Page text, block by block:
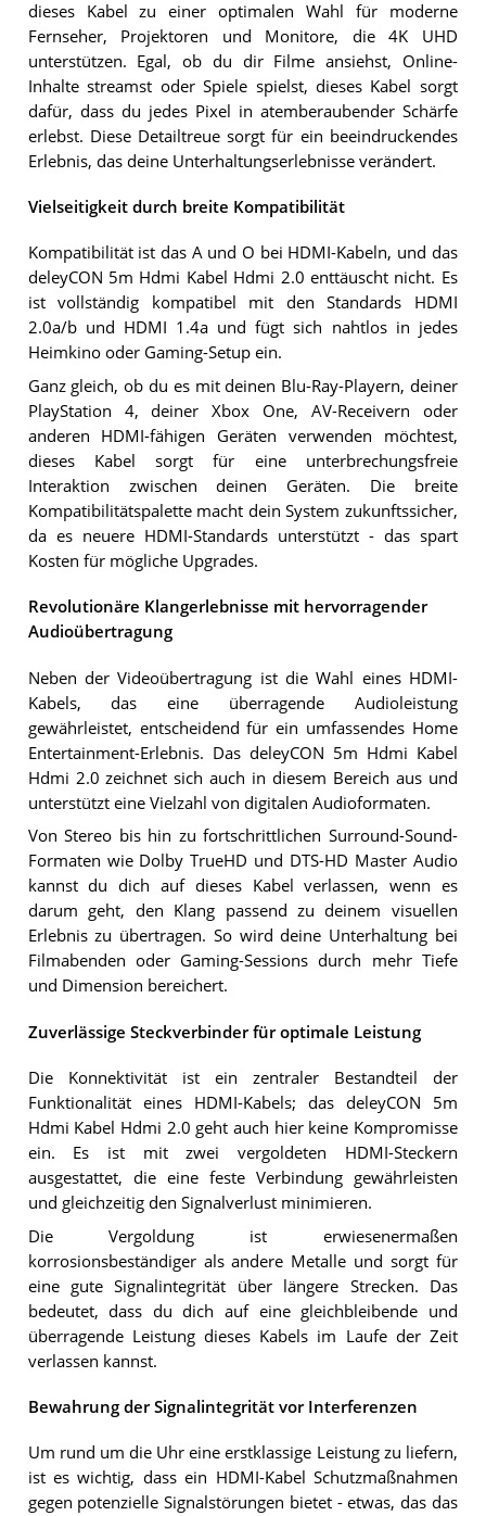
dieses Kabel zu einer optimalen Wahl für moderne
Fernseher, Projektoren und Monitore, die 4K UHD
unterstützen. Egal, ob du dir Filme ansiehst, Online-
Inhalte streamst oder Spiele spielst, dieses Kabel sorgt
dafür, dass du jedes Pixel in atemberaubender Schärfe
erlebst. Diese Detailtreue sorgt für ein beeindruckendes
Erlebnis, das deine Unterhaltungserlebnisse verändert.
Vielseitigkeit durch breite Kompatibilität
Kompatibilität ist das A und O bei HDMI-Kabeln, und das
deleyCON 5m Hdmi Kabel Hdmi 2.0 enttäuscht nicht. Es
ist vollständig kompatibel mit den Standards HDMI
2.0a/b und HDMI 1.4a und fügt sich nahtlos in jedes
Heimkino oder Gaming-Setup ein.
Ganz gleich, ob du es mit deinen Blu-Ray-Playern, deiner
PlayStation 4, deiner Xbox One, AV-Receivern oder
anderen HDMI-fähigen Geräten verwenden möchtest,
dieses Kabel sorgt für eine unterbrechungsfreie
Interaktion zwischen deinen Geräten. Die breite
Kompatibilitätspalette macht dein System zukunftssicher,
da es neuere HDMI-Standards unterstützt - das spart
Kosten für mögliche Upgrades.
Revolutionäre Klangerlebnisse mit hervorragender
Audioübertragung
Neben der Videoübertragung ist die Wahl eines HDMI-
Kabels, das eine überragende Audioleistung
gewährleistet, entscheidend für ein umfassendes Home
Entertainment-Erlebnis. Das deleyCON 5m Hdmi Kabel
Hdmi 2.0 zeichnet sich auch in diesem Bereich aus und
unterstützt eine Vielzahl von digitalen Audioformaten.
Von Stereo bis hin zu fortschrittlichen Surround-Sound-
Formaten wie Dolby TrueHD und DTS-HD Master Audio
kannst du dich auf dieses Kabel verlassen, wenn es
darum geht, den Klang passend zu deinem visuellen
Erlebnis zu übertragen. So wird deine Unterhaltung bei
Filmabenden oder Gaming-Sessions durch mehr Tiefe
und Dimension bereichert.
Zuverlässige Steckverbinder für optimale Leistung
Die Konnektivität ist ein zentraler Bestandteil der
Funktionalität eines HDMI-Kabels; das deleyCON 5m
Hdmi Kabel Hdmi 2.0 geht auch hier keine Kompromisse
ein. Es ist mit zwei vergoldeten HDMI-Steckern
ausgestattet, die eine feste Verbindung gewährleisten
und gleichzeitig den Signalverlust minimieren.
Die Vergoldung ist erwiesenermaßen
korrosionsbeständiger als andere Metalle und sorgt für
eine gute Signalintegrität über längere Strecken. Das
bedeutet, dass du dich auf eine gleichbleibende und
überragende Leistung dieses Kabels im Laufe der Zeit
verlassen kannst.
Bewahrung der Signalintegrität vor Interferenzen
Um rund um die Uhr eine erstklassige Leistung zu liefern,
ist es wichtig, dass ein HDMI-Kabel Schutzmaßnahmen
gegen potenzielle Signalstörungen bietet - etwas, das das